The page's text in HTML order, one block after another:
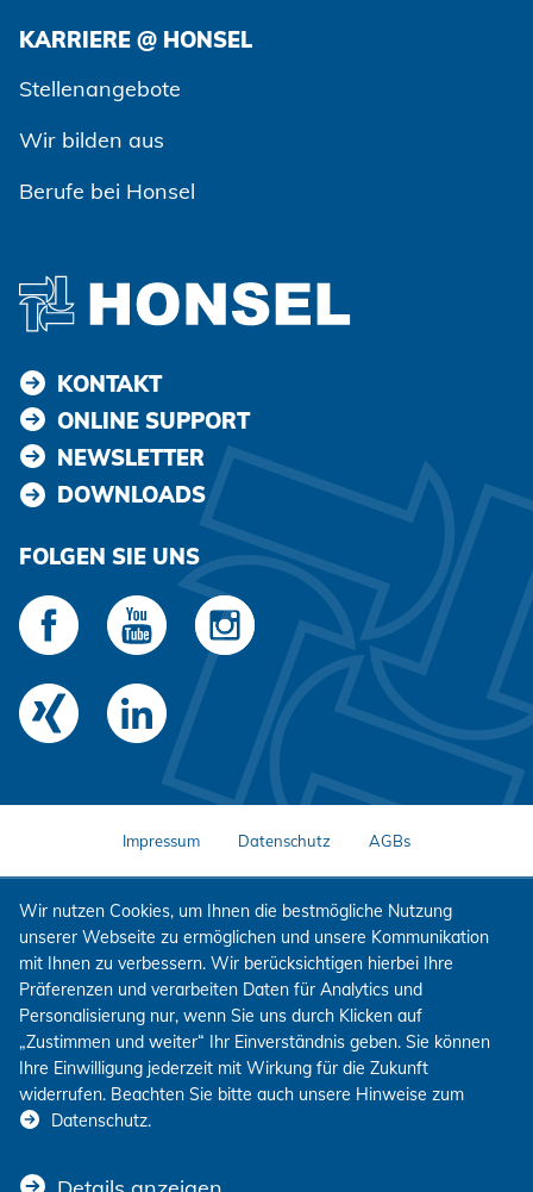
KARRIERE @ HONSEL
Stellenangebote
Wir bilden aus
Berufe bei Honsel
KONTAKT
ONLINE SUPPORT
NEWSLETTER
DOWNLOADS
FOLGEN SIE UNS
Impressum Datenschutz AGBs
Wir nutzen Cookies, um Ihnen die bestmögliche Nutzung
unserer Webseite zu ermöglichen und unsere Kommunikation
mit Ihnen zu verbessern. Wir berücksichtigen hierbei Ihre
Präferenzen und verarbeiten Daten für Analytics und
Personalisierung nur, wenn Sie uns durch Klicken auf
„Zustimmen und weiter“ Ihr Einverständnis geben. Sie können
Ihre Einwilligung jederzeit mit Wirkung für die Zukunft
widerrufen. Beachten Sie bitte auch unsere Hinweise zum
Datenschutz.